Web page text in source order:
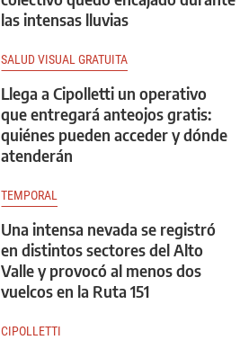
las intensas lluvias
SALUD VISUAL GRATUITA
Llega a Cipolletti un operativo
que entregará anteojos gratis:
quiénes pueden acceder y dónde
atenderán
TEMPORAL
Una intensa nevada se registró
en distintos sectores del Alto
Valle y provocó al menos dos
vuelcos en la Ruta 151
CIPOLLETTI